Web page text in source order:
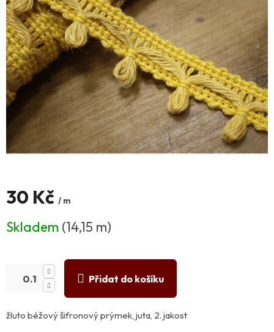
30 Kč / m
cena:
Skladem (14,15 m)
Přidat do košíku
žluto béžový šifronový prýmek, juta, 2. jakost